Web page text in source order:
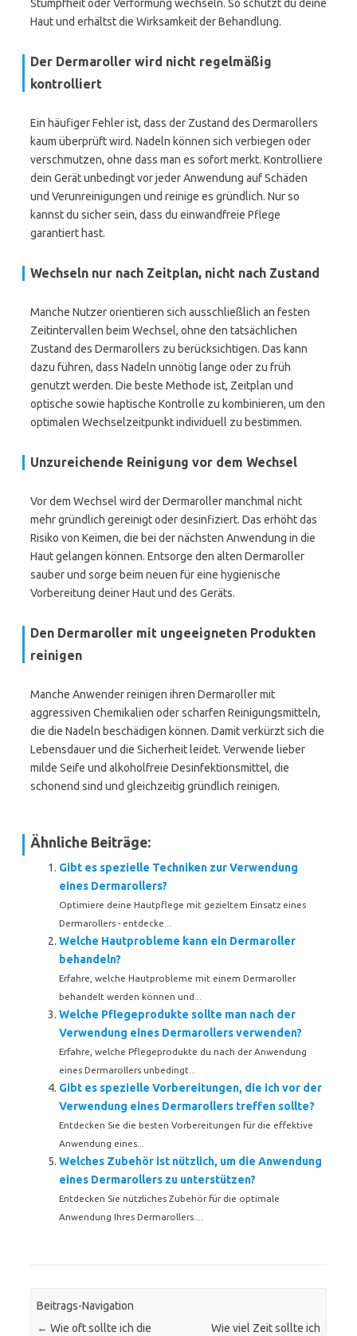
Stumpfheit oder Verformung wechseln. So schützt du deine
Haut und erhältst die Wirksamkeit der Behandlung.
Der Dermaroller wird nicht regelmäßig
kontrolliert
Ein häufiger Fehler ist, dass der Zustand des Dermarollers
kaum überprüft wird. Nadeln können sich verbiegen oder
verschmutzen, ohne dass man es sofort merkt. Kontrolliere
dein Gerät unbedingt vor jeder Anwendung auf Schäden
und Verunreinigungen und reinige es gründlich. Nur so
kannst du sicher sein, dass du einwandfreie Pflege
garantiert hast.
Wechseln nur nach Zeitplan, nicht nach Zustand
Manche Nutzer orientieren sich ausschließlich an festen
Zeitintervallen beim Wechsel, ohne den tatsächlichen
Zustand des Dermarollers zu berücksichtigen. Das kann
dazu führen, dass Nadeln unnötig lange oder zu früh
genutzt werden. Die beste Methode ist, Zeitplan und
optische sowie haptische Kontrolle zu kombinieren, um den
optimalen Wechselzeitpunkt individuell zu bestimmen.
Unzureichende Reinigung vor dem Wechsel
Vor dem Wechsel wird der Dermaroller manchmal nicht
mehr gründlich gereinigt oder desinfiziert. Das erhöht das
Risiko von Keimen, die bei der nächsten Anwendung in die
Haut gelangen können. Entsorge den alten Dermaroller
sauber und sorge beim neuen für eine hygienische
Vorbereitung deiner Haut und des Geräts.
Den Dermaroller mit ungeeigneten Produkten
reinigen
Manche Anwender reinigen ihren Dermaroller mit
aggressiven Chemikalien oder scharfen Reinigungsmitteln,
die die Nadeln beschädigen können. Damit verkürzt sich die
Lebensdauer und die Sicherheit leidet. Verwende lieber
milde Seife und alkoholfreie Desinfektionsmittel, die
schonend sind und gleichzeitig gründlich reinigen.
Ähnliche Beiträge:
Gibt es spezielle Techniken zur Verwendung
eines Dermarollers?
Optimiere deine Hautpflege mit gezieltem Einsatz eines
Dermarollers - entdecke...
Welche Hautprobleme kann ein Dermaroller
behandeln?
Erfahre, welche Hautprobleme mit einem Dermaroller
behandelt werden können und...
Welche Pflegeprodukte sollte man nach der
Verwendung eines Dermarollers verwenden?
Erfahre, welche Pflegeprodukte du nach der Anwendung
eines Dermarollers unbedingt...
Gibt es spezielle Vorbereitungen, die ich vor der
Verwendung eines Dermarollers treffen sollte?
Entdecken Sie die besten Vorbereitungen für die effektive
Anwendung eines...
Welches Zubehör ist nützlich, um die Anwendung
eines Dermarollers zu unterstützen?
Entdecken Sie nützliches Zubehör für die optimale
Anwendung Ihres Dermarollers....
Beitrags-Navigation
← Wie oft sollte ich die
Wie viel Zeit sollte ich